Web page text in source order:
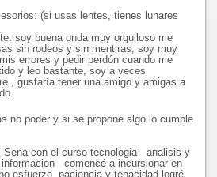
(si usas lentes, tienes lunares
soy buena onda muy orgulloso me
sin rodeos y sin mentiras, soy muy
errores y pedir perdón cuando me
y leo bastante, soy a veces
, gustaría tener una amigo y amigas a
no poder y si se propone algo lo cumple
Sena con el curso tecnologia analisis y
comencé a incursionar en
esfuerzo, paciencia y tenacidad logré